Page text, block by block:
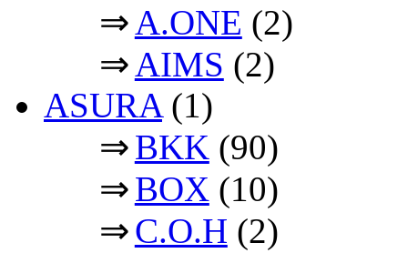
⇒A.ONE (2)
⇒AIMS (2)
ASURA(1)
⇒BKK (90)
⇒BOX (10)
⇒C.O.H (2)